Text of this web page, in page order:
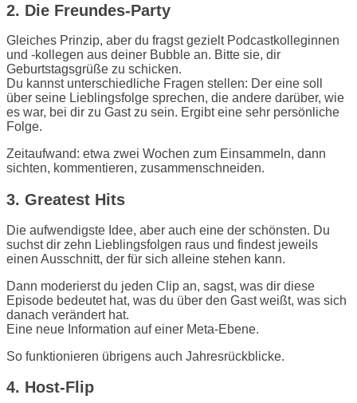
2. Die Freundes-Party
Gleiches Prinzip, aber du fragst gezielt Podcastkolleginnen
und -kollegen aus deiner Bubble an. Bitte sie, dir
Geburtstagsgrüße zu schicken.
Du kannst unterschiedliche Fragen stellen: Der eine soll
über seine Lieblingsfolge sprechen, die andere darüber, wie
es war, bei dir zu Gast zu sein. Ergibt eine sehr persönliche
Folge.
Zeitaufwand: etwa zwei Wochen zum Einsammeln, dann
sichten, kommentieren, zusammenschneiden.
3. Greatest Hits
Die aufwendigste Idee, aber auch eine der schönsten. Du
suchst dir zehn Lieblingsfolgen raus und findest jeweils
einen Ausschnitt, der für sich alleine stehen kann.
Dann moderierst du jeden Clip an, sagst, was dir diese
Episode bedeutet hat, was du über den Gast weißt, was sich
danach verändert hat.
Eine neue Information auf einer Meta-Ebene.
So funktionieren übrigens auch Jahresrückblicke.
4. Host-Flip